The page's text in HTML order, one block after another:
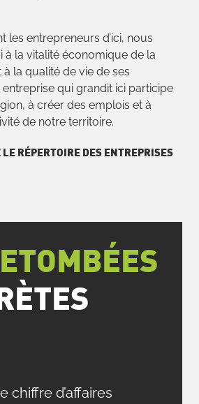
les entrepreneurs d’ici, nous
à la vitalité économique de la
la qualité de vie de ses
qui grandit ici participe
à créer des emplois et à
de notre territoire.
LE RÉPERTOIRE DES ENTREPRISES
chiffre d’affaires